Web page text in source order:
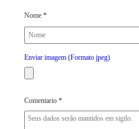
Nome *
Enviar imagem (Formato jpeg)
Comentario *